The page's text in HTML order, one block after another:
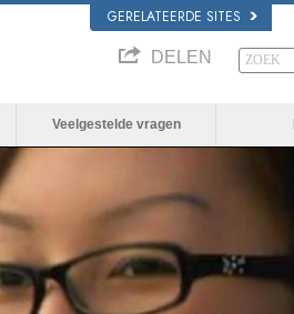
GERELATEERDE SITES
DELEN
Veelgestelde vragen